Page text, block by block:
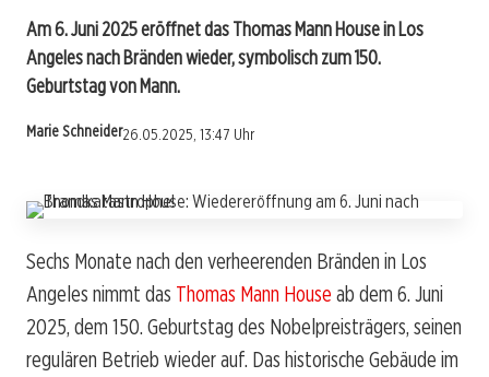
Am 6. Juni 2025 eröffnet das Thomas Mann House in Los
Angeles nach Bränden wieder, symbolisch zum 150.
Geburtstag von Mann.
Marie Schneider26.05.2025, 13:47 Uhr
Sechs Monate nach den verheerenden Bränden in Los
Angeles nimmt das Thomas Mann House ab dem 6. Juni
2025, dem 150. Geburtstag des Nobelpreisträgers, seinen
regulären Betrieb wieder auf. Das historische Gebäude im